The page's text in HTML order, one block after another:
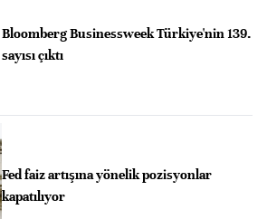
Bloomberg Businessweek Türkiye'nin 139.
sayısı çıktı
Fed faiz artışına yönelik pozisyonlar
kapatılıyor